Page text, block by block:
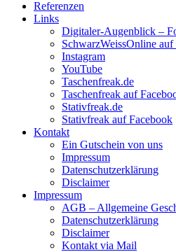
Referenzen
Links
Digitaler-Augenblick –
SchwarzWeissOnline auf
Instagram
YouTube
Taschenfreak.de
Taschenfreak auf
Stativfreak.de
Stativfreak auf Facebook
Kontakt
Ein Gutschein von uns
Impressum
Datenschutzerklärung
Disclaimer
Impressum
AGB – Allgemeine
Datenschutzerklärung
Disclaimer
Kontakt via Mail